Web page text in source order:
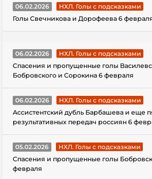
06.02.2026
НХЛ. Голы с подсказками
Голы Свечникова и Дорофеева 6
06.02.2026
НХЛ. Голы с подсказками
Спасения и пропущенные голы
Бобровского и Сорокина 6 февраля
06.02.2026
НХЛ. Голы с подсказками
Ассистентский дубль Барбашева и еще
результативных передач россиян 6
05.02.2026
НХЛ. Голы с подсказками
Спасения и пропущенные голы
февраля